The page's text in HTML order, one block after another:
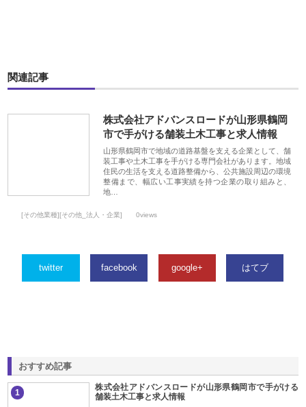
関連記事
株式会社アドバンスロードが山形県鶴岡
市で手がける舗装土木工事と求人情報
山形県鶴岡市で地域の道路基盤を支える企業として、舗
装工事や土木工事を手がける専門会社があります。地域
住民の生活を支える道路整備から、公共施設周辺の環境
整備まで、幅広い工事実績を持つ企業の取り組みと、
地…
[その他業種][その他_法人・企業] 0views
twitter facebook google+ はてブ
おすすめ記事
1
株式会社アドバンスロードが山形県鶴岡市で手がける
舗装土木工事と求人情報